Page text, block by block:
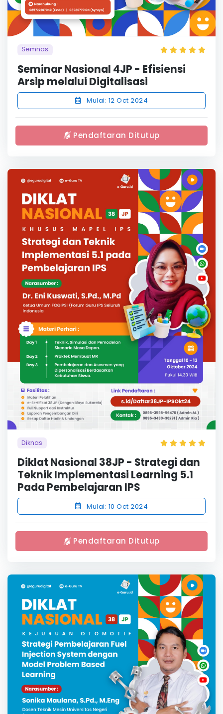
Semnas
Seminar Nasional 4JP - Efisiensi
Arsip melalui Digitalisasi
Mulai: 12 Oct 2024
Pendaftaran Ditutup
Diknas
Diklat Nasional 38JP - Strategi dan
Teknik Implementasi Learning 5.1
Pada Pembelajaran IPS
Mulai: 10 Oct 2024
Pendaftaran Ditutup